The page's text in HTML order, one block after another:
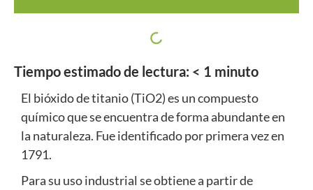
Tiempo estimado de lectura: < 1 minuto
El bióxido de titanio (TiO2) es un compuesto
químico que se encuentra de forma abundante en
la naturaleza. Fue identificado por primera vez en
1791.
Para su uso industrial se obtiene a partir de